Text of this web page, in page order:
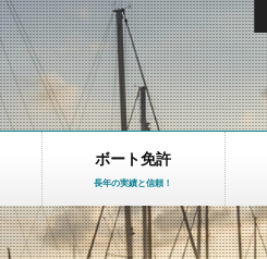
ボート免許
長年の実績と信頼！